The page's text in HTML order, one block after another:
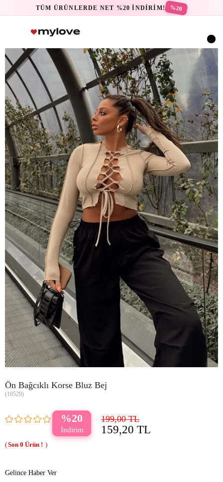
TÜM ÜRÜNLERDE NET %20 İNDİRİM! %20
Ön Bağcıklı Korse Bluz Bej
(10529)
20 199,00 TL
159,20 TL
0
Gelince Haber Ver